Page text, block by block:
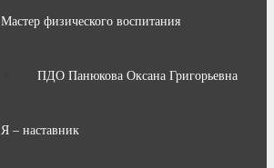
Мастер физического воспитания
ПДО Панюкова Оксана Григорьевна
Я – наставник